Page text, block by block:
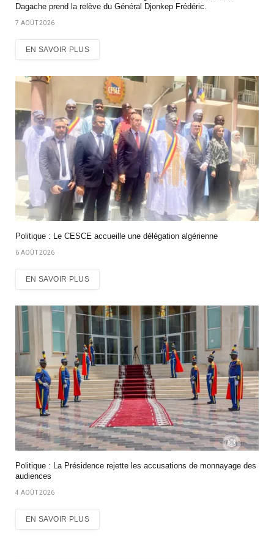
Dagache prend la relève du Général Djonkep Frédéric.
7 AOÛT 2026
EN SAVOIR PLUS
Politique : Le CESCE accueille une délégation algérienne
6 AOÛT 2026
EN SAVOIR PLUS
Politique : La Présidence rejette les accusations de monnayage des
audiences
4 AOÛT 2026
EN SAVOIR PLUS